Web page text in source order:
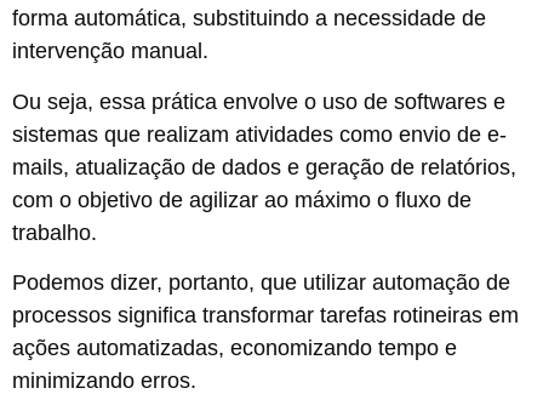
forma automática, substituindo a necessidade de
intervenção manual.
Ou seja, essa prática envolve o uso de softwares e
sistemas que realizam atividades como envio de e-
mails, atualização de dados e geração de relatórios,
com o objetivo de agilizar ao máximo o fluxo de
trabalho.
Podemos dizer, portanto, que utilizar automação de
processos significa transformar tarefas rotineiras em
ações automatizadas, economizando tempo e
minimizando erros.